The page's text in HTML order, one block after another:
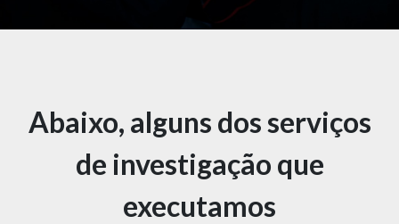
Abaixo, alguns dos serviços
de investigação que
executamos